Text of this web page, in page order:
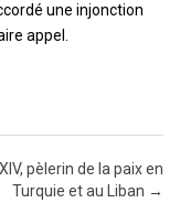
une injonction
appel.
pèlerin de la paix en
Turquie et au Liban →